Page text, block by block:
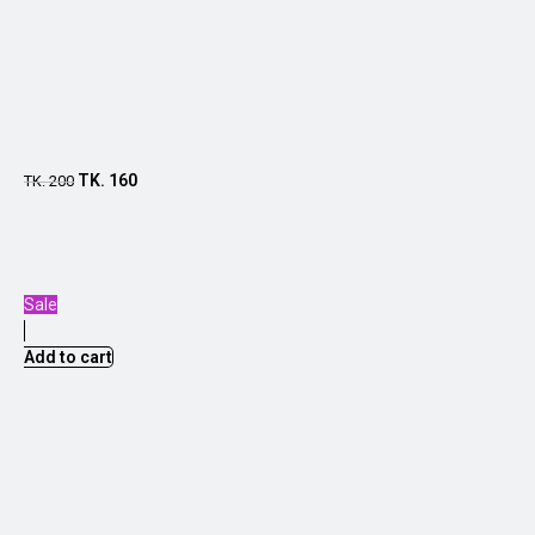
TK.200 TK. 160
Sale
Add to cart